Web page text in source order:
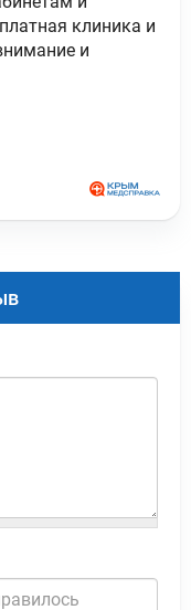
клиника и
и